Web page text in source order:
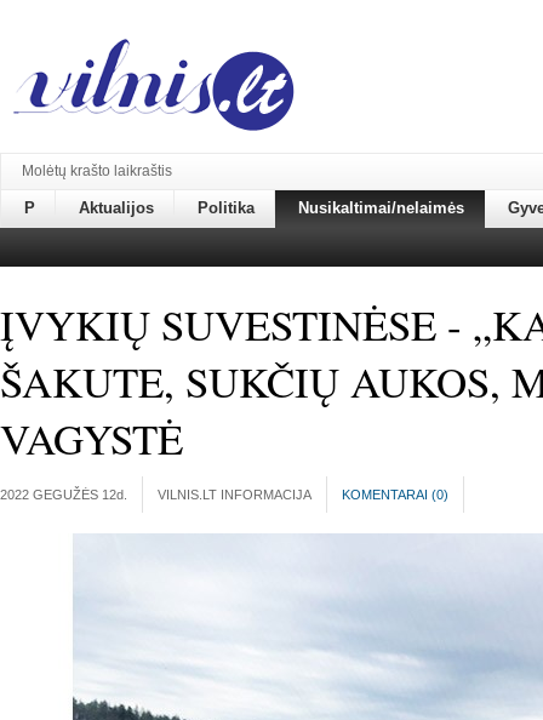
Molėtų krašto laikraštis
P Aktualijos Politika Nusikaltimai/nelaimės
ĮVYKIŲ SUVESTINĖSE -
ŠAKUTE, SUKČIŲ AUKOS,
VAGYSTĖ
2022 GEGUŽĖS 12d. VILNIS.LT INFORMACIJA KOMENTARAI (0)